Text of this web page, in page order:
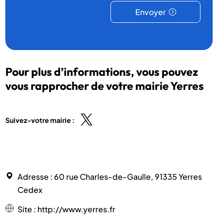
Envoyer
Pour plus d’informations, vous pouvez
vous rapprocher de votre mairie Yerres
Suivez-votre mairie :
Adresse : 60 rue Charles-de-Gaulle, 91335 Yerres
Cedex
Site : http://www.yerres.fr